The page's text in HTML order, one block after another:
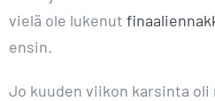
vielä ole lukenut
ensin.
Jo kuuden viikon karsinta